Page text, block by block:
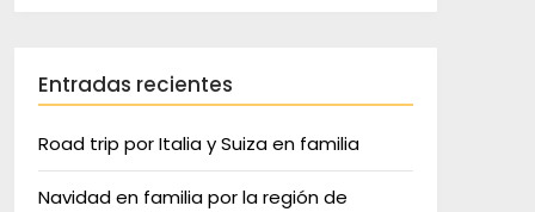
Entradas recientes
Road trip por Italia y Suiza en familia
Navidad en familia por la región de